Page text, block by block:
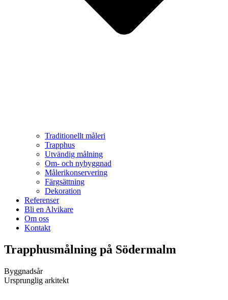
Traditionellt måleri
Trapphus
Utvändig målning
Om- och nybyggnad
Målerikonservering
Färgsättning
Dekoration
Referenser
Bli en Alvikare
Om oss
Kontakt
Trapphusmålning på Södermalm
Byggnadsår
Ursprunglig arkitekt